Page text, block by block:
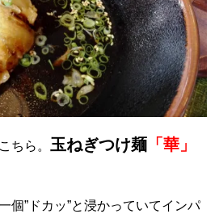
ちら。 玉ねぎつけ麺 「華」
個”ドカッ”と浸かっていてインパ